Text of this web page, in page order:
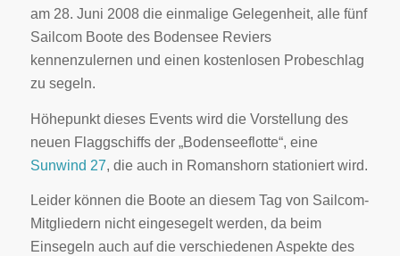
am 28. Juni 2008 die einmalige Gelegenheit, alle fünf
Sailcom Boote des Bodensee Reviers
kennenzulernen und einen kostenlosen Probeschlag
zu segeln.
Höhepunkt dieses Events wird die Vorstellung des
neuen Flaggschiffs der „Bodenseeflotte“, eine
Sunwind 27, die auch in Romanshorn stationiert wird.
Leider können die Boote an diesem Tag von Sailcom-
Mitgliedern nicht eingesegelt werden, da beim
Einsegeln auch auf die verschiedenen Aspekte des